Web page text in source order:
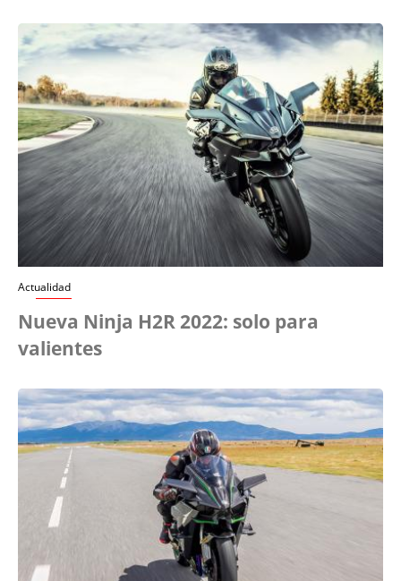
Actualidad
Nueva Ninja H2R 2022: solo para
valientes